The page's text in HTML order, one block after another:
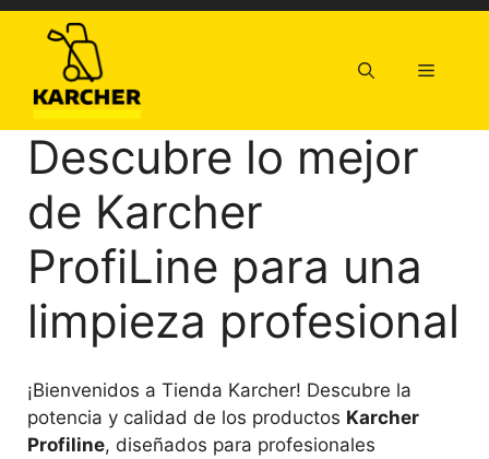
Saltar
contenido
Menú
Descubre lo mejor
de Karcher
ProfiLine para una
limpieza profesional
¡Bienvenidos a Tienda Karcher! Descubre la
potencia y calidad de los productos Karcher
Profiline, diseñados para profesionales